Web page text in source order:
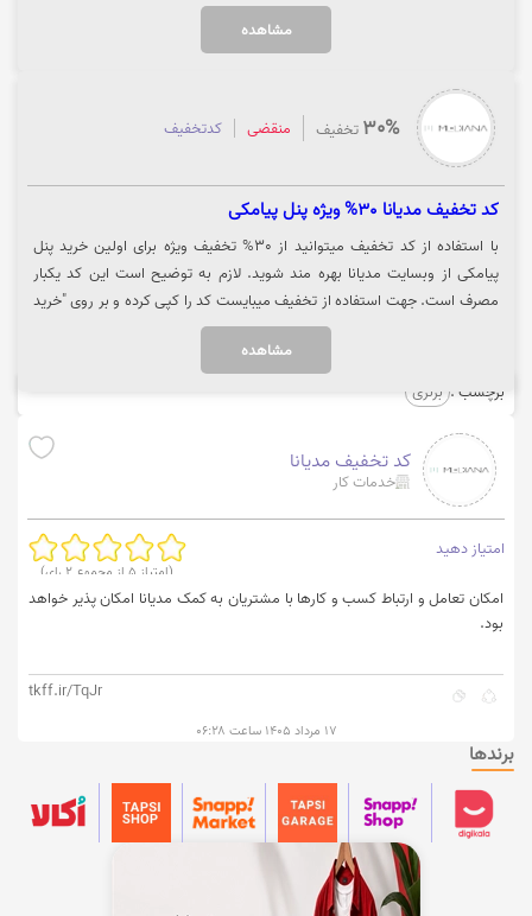
مشاهده
30% تخفیف منقضی کدتخفیف
کد تخفیف مدیانا 30% ویژه پنل پیامکی
با استفاده از کد تخفیف میتوانید از 30% تخفیف ویژه برای اولین خرید پنل
پیامکی از وبسایت مدیانا بهره مند شوید. لازم به توضیح است این کد یکبار
مصرف است. جهت استفاده از تخفیف میبایست کد را کپی کرده و بر روی "خرید
مشاهده
برچسب : برنزی
کد تخفیف مدیانا
خدمات کار
امتیاز دهید
(امتیاز 5از مجموع 2 رای)
امکان تعامل و ارتباط کسب و کارها با مشتریان به کمک مدیانا امکان پذیر خواهد
بود.
tkff.ir/TqJr
۱۷ مرداد ۱۴۰۵ ساعت ۰۶:۲۸
برندها